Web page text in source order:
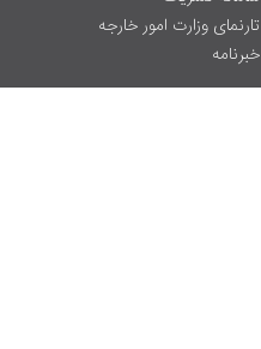
تارنمای وزارت امور خارجه
خبرنامه